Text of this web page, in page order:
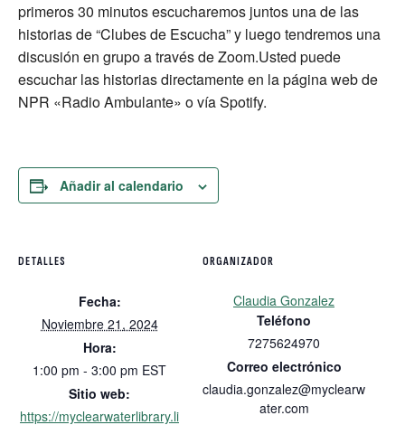
primeros 30 minutos escucharemos juntos una de las
historias de “Clubes de Escucha” y luego tendremos una
discusión en grupo a través de Zoom.Usted puede
escuchar las historias directamente en la página web de
NPR «Radio Ambulante» o vía Spotify.
Añadir al calendario
DETALLES
Fecha:
Noviembre 21, 2024
Hora:
1:00 pm - 3:00 pm EST
Sitio web:
https://myclearwaterlibrary.li
ORGANIZADOR
Claudia Gonzalez
Teléfono
7275624970
Correo electrónico
claudia.gonzalez@myclearw
ater.com